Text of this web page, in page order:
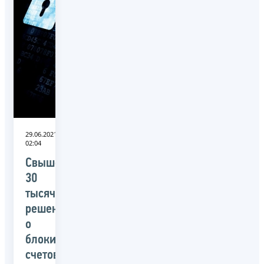
29.06.2021
02:04
Свыше
30
тысяч
решений
о
блокировке
счетов